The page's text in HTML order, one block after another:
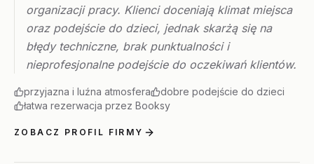
organizacji pracy. Klienci doceniają klimat miejsca
oraz podejście do dzieci, jednak skarżą się na
błędy techniczne, brak punktualności i
nieprofesjonalne podejście do oczekiwań klientów.
przyjazna i luźna atmosfera
dobre podejście do dzieci
łatwa rezerwacja przez Booksy
ZOBACZ PROFIL FIRMY